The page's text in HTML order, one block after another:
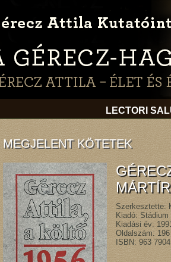
LECTORI
MEGJELENT KÖTETEK
Szerkesztette:
Kiadó: Stádium
Kiadási év:
Oldalszám: 196
ISBN: 963